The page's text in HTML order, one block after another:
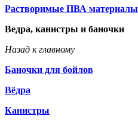
Растворимые ПВА материалы
Ведра, канистры и баночки
Назад к главному
Баночки для бойлов
Вёдра
Канистры